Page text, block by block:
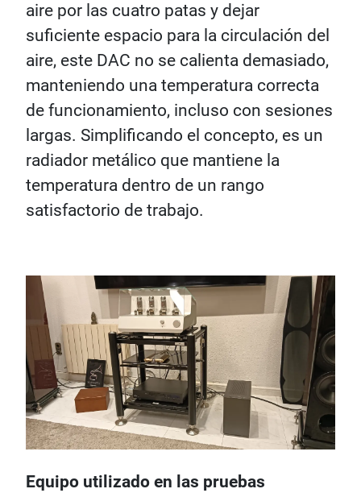
aire por las cuatro patas y dejar
suficiente espacio para la circulación del
aire, este DAC no se calienta demasiado,
manteniendo una temperatura correcta
de funcionamiento, incluso con sesiones
largas. Simplificando el concepto, es un
radiador metálico que mantiene la
temperatura dentro de un rango
satisfactorio de trabajo.
Equipo utilizado en las pruebas